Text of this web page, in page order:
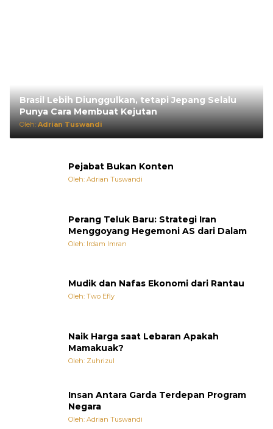
Brasil Lebih Diunggulkan, tetapi Jepang Selalu
Punya Cara Membuat Kejutan
Oleh: Adrian Tuswandi
Pejabat Bukan Konten
Oleh: Adrian Tuswandi
Perang Teluk Baru: Strategi Iran
Menggoyang Hegemoni AS dari Dalam
Oleh: Irdam Imran
Mudik dan Nafas Ekonomi dari Rantau
Oleh: Two Efly
Naik Harga saat Lebaran Apakah
Mamakuak?
Oleh: Zuhrizul
Insan Antara Garda Terdepan Program
Negara
Oleh: Adrian Tuswandi